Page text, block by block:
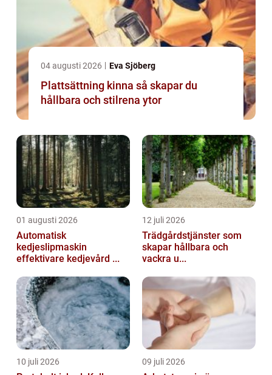
04 augusti 2026 Eva Sjöberg
Plattsättning kinna så skapar du
hållbara och stilrena ytor
01 augusti 2026
Automatisk
kedjeslipmaskin
effektivare kedjevård ...
12 juli 2026
Trädgårdstjänster som
skapar hållbara och
vackra u...
10 juli 2026 09 juli 2026